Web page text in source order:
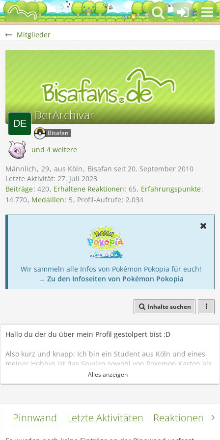
Mitglieder
DerArchivar
Bisafan
und 4 weitere
Männlich 29 aus Köln
Bisafan seit 20. September 2010
Letzte Aktivität: 27. Juli 2023
Beiträge 420 Erhaltene Reaktionen 65 Erfahrungspunkte
14.770 Medaillen 5 Profil-Aufrufe 2.034
Wir sammeln alle Infos von Pokémon Pokopia für euch!
→ Zu den Infoseiten von Pokémon Pokopia
Inhalte suchen
Hallo du der du über mein Profil gestolpert bist :D
Also kurz und knapp: Ich bin ein Student aus Köln und eines
meiner Hobbys ist das Spielen sowohl von Pokemon Karten als
auch Videospielen - allerdings hinke ich hierbei der Zeit etwas
hinterher und spiele meist Editionen der 4.Generation und
sieht es ähnlich aus^^) - daher also mein aktueller Profil Name.
Ich sage aktueller Profil Name, da ich zwar in den letzten
Jahren äußerst inaktiv war, jedoch schon eine gefühlte Ewigkeit
Alles anzeigen
Pinnwand Letzte Aktivitäten Reaktionen